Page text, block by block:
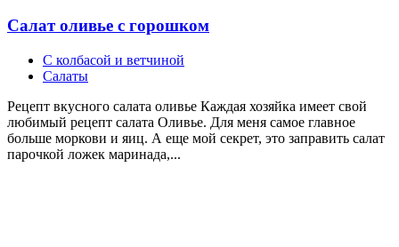
Салат оливье с горошком
С колбасой и ветчиной
Салаты
Рецепт вкусного салата оливье Каждая хозяйка имеет свой
любимый рецепт салата Оливье. Для меня самое главное
больше моркови и яиц. А еще мой секрет, это заправить салат
парочкой ложек маринада,...